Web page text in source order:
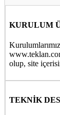
KURULUM
olup, site
TEKNİK